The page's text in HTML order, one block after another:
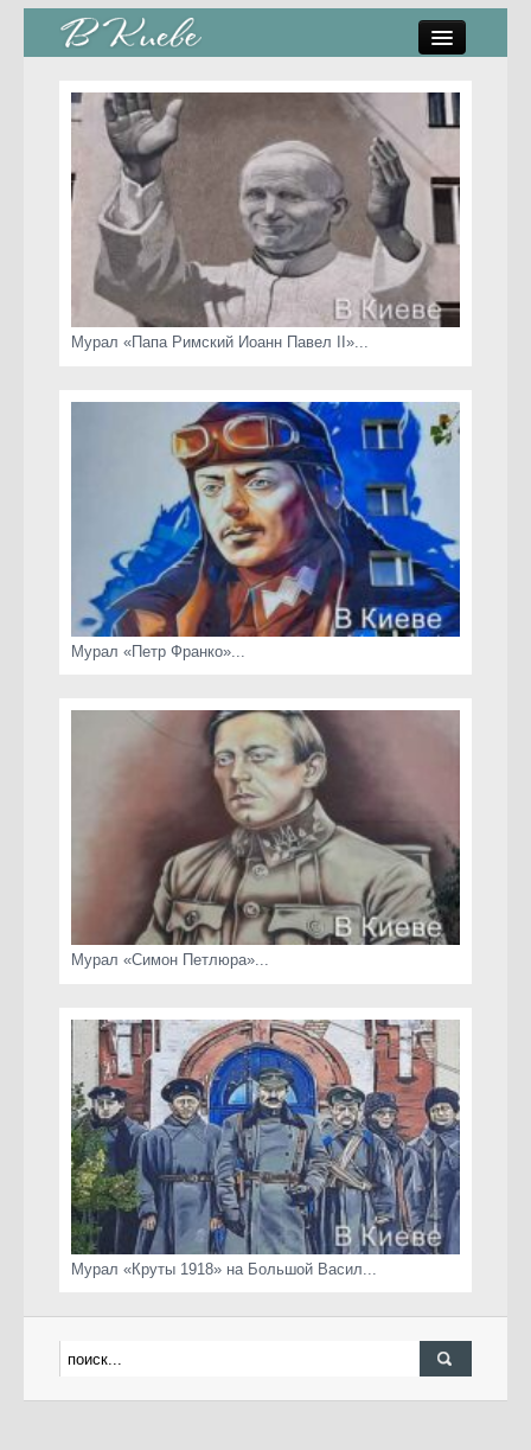
стрит-арт
коты Киева
скамейки
часы Киева
Мурал «Папа Римский Иоанн Павел II»...
Мурал «Петр Франко»...
Мурал «Симон Петлюра»...
Мурал «Круты 1918» на Большой Васил...